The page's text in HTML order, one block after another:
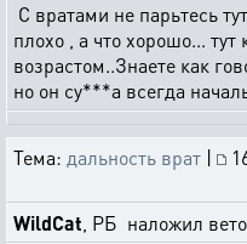
С вратами не парьтесь
плохо , а что хорошо...
возрастом..Знаете как
но он су***а всегда
Тема: дальность врат |
WildCat , РБ наложил